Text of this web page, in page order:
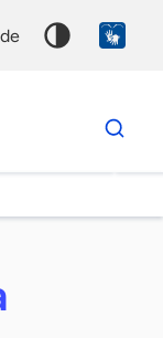
Dados
para
chave